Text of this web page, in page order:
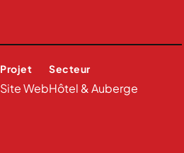
Projet
Site Web
Secteur
Hôtel & Auberge